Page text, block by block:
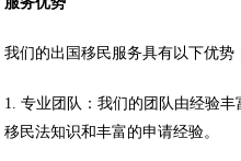
我们的出国移民服务具有以下优势
1. 专业团队：我们的团队由经验
移民法知识和丰富的申请经验。